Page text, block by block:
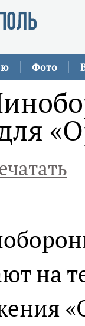
Фото
на